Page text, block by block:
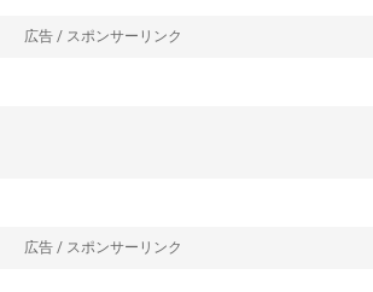
広告 / スポンサーリンク
広告 / スポンサーリンク